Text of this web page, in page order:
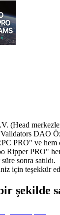
(Head
DAO
PRO" ve hem
Ripper PRO"
sonra satıldı.
için teşekkür
şekilde